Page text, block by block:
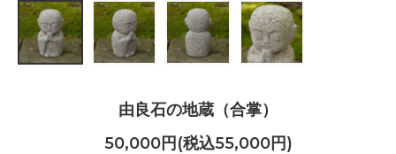
由良石の地蔵（合掌）
50,000円(税込55,000円)